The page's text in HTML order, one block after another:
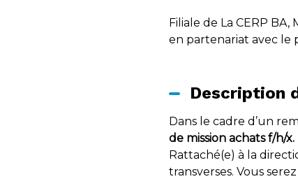
Filiale de La CERP
en partenariat avec le
Description
Dans le cadre d’un
de mission achats f/h/x.
Rattaché(e) à la
transverses. Vous